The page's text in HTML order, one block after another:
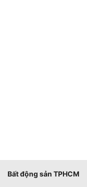
Bất động sản TPHCM